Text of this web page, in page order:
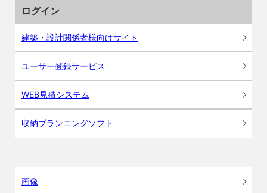
ログイン
建築・設計関係者様向けサイト
ユーザー登録サービス
WEB見積システム
収納プランニングソフト
画像